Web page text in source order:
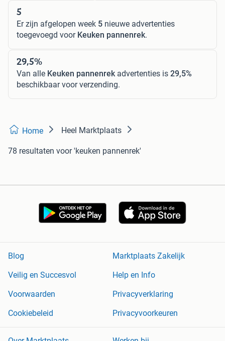
5
Er zijn afgelopen week 5 nieuwe advertenties
toegevoegd voor Keuken pannenrek.
29,5%
Van alle Keuken pannenrek advertenties is 29,5%
beschikbaar voor verzending.
Home Heel Marktplaats
78 resultaten voor 'keuken pannenrek'
Blog
Marktplaats Zakelijk
Veilig en Succesvol
Help en Info
Voorwaarden
Privacyverklaring
Cookiebeleid
Privacyvoorkeuren